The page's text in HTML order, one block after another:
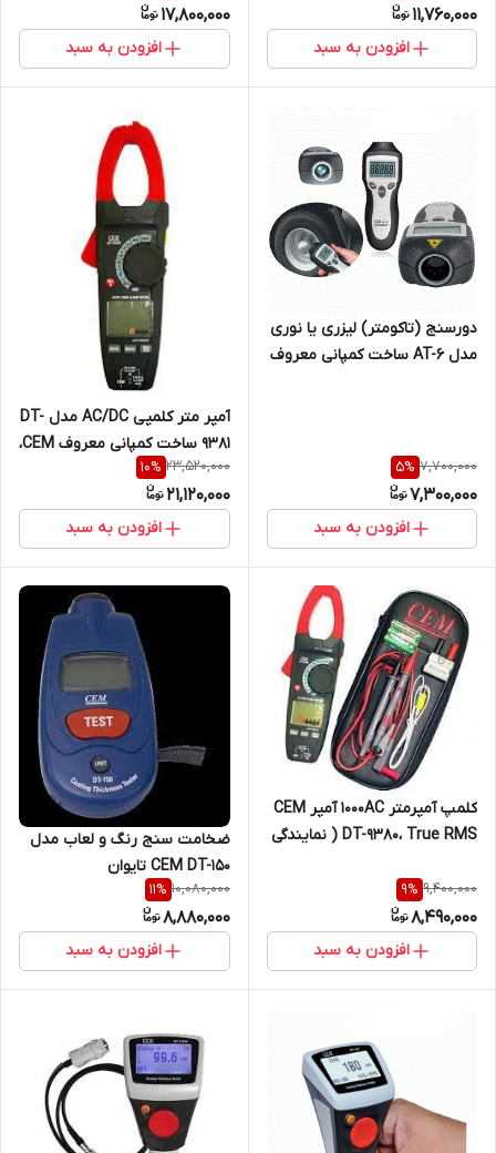
11,760,000
افزودن به سبد
17,800,000
افزودن به سبد
دورسنج (تاکومتر) لیزری یا نوری
مدل AT-6 ساخت کمپانی معروف
7,700,000
5%
7,300,000
افزودن به سبد
آمپر متر کلمپی AC/DC مدل DT-
9381 ساخت کمپانی معروف CEM،
آمپر ( نمایندگی اصلی جوش آزما
23,520,000
10%
21,120,000
افزودن به سبد
کلمپ آمپرمتر 1000AC آمپر CEM
DT-9380، True RMS ( نمایندگی
09120741826)
9,400,000
9%
8,490,000
افزودن به سبد
ضخامت سنج رنگ و لعاب مدل
CEM DT-150 تایوان
10,080,000
11%
8,880,000
افزودن به سبد